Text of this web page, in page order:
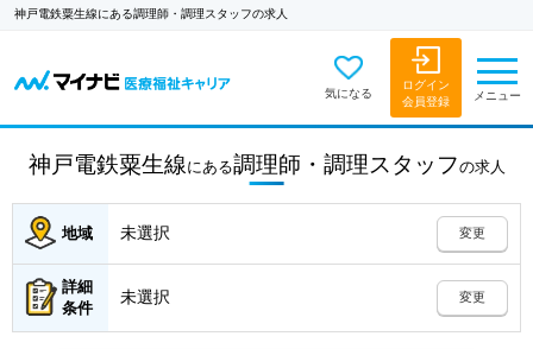
神戸電鉄粟生線にある調理師・調理スタッフの求人
気になる
ログイン
会員登録
メニュー
神戸電鉄粟生線 にある調理師・調理スタッフの求人
地域 未選択 変更
詳細
条件
未選択 変更